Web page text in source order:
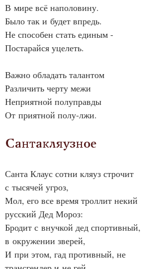
В мире всё наполовину.
Было так и будет впредь.
Не способен стать единым -
Постарайся уцелеть.
Важно обладать талантом
Различить черту межи
Неприятной полуправды
От приятной полу‑лжи.
Сантакляузное
Санта Клаус сотни кляуз строчит
с тысячей угроз,
Мол, его все время троллит некий
русский Дед Мороз:
Бродит с внучкой дед спортивный,
в окружении зверей,
И при этом, гад противный, не